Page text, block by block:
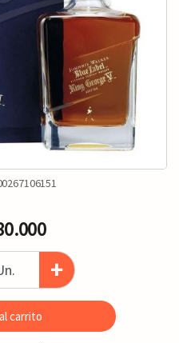
+
carrito